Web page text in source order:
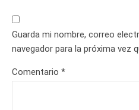
Guarda mi nombre, correo
navegador para la próxima vez
Comentario *